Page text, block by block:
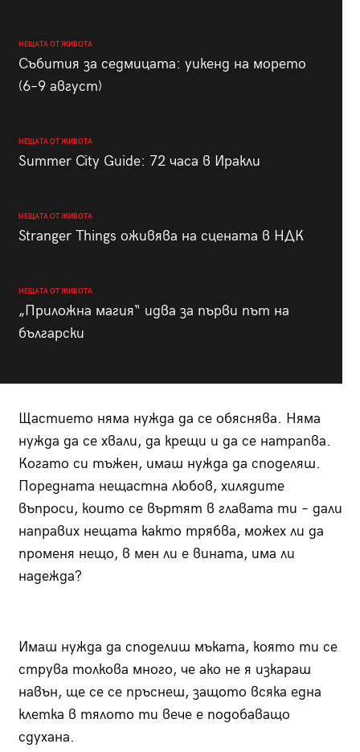
НЕЩАТА ОТ ЖИВОТА
Събития за седмицата: уикенд на морето
(6–9 август)
НЕЩАТА ОТ ЖИВОТА
Summer City Guide: 72 часа в Иракли
НЕЩАТА ОТ ЖИВОТА
Stranger Things оживява на сцената в НДК
НЕЩАТА ОТ ЖИВОТА
„Приложна магия“ идва за първи път на
български
Щастието няма нужда да се обяснява. Няма
нужда да се хвали, да крещи и да се натрапва.
Когато си тъжен, имаш нужда да споделяш.
Поредната нещастна любов, хилядите
въпроси, които се въртят в главата ти – дали
направих нещата както трябва, можех ли да
променя нещо, в мен ли е вината, има ли
надежда?
Имаш нужда да споделиш мъката, която ти се
струва толкова много, че ако не я изкараш
навън, ще се се пръснеш, защото всяка една
клетка в тялото ти вече е подобаващо
сдухана.